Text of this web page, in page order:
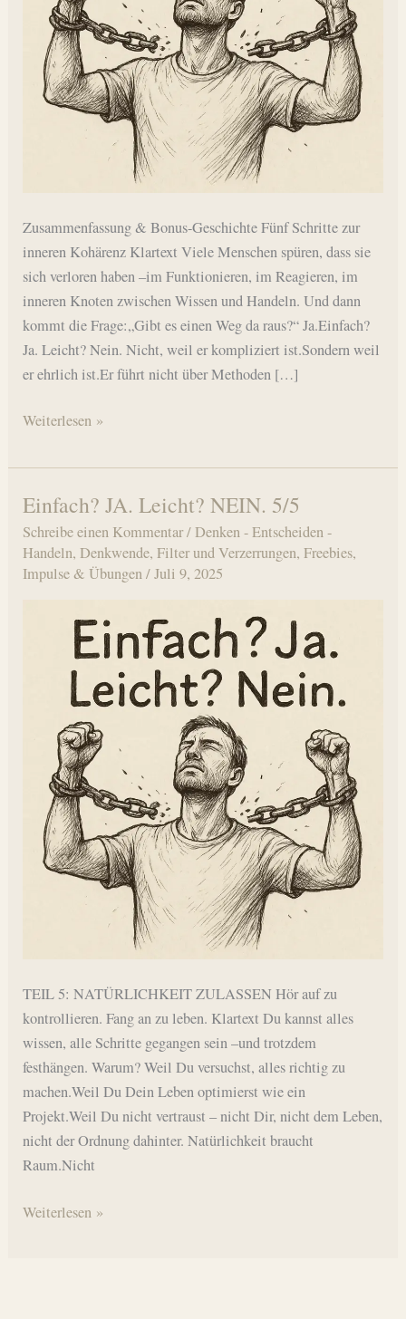
Zusammenfassung & Bonus-Geschichte Fünf Schritte zur
inneren Kohärenz Klartext Viele Menschen spüren, dass sie
sich verloren haben –im Funktionieren, im Reagieren, im
inneren Knoten zwischen Wissen und Handeln. Und dann
kommt die Frage:„Gibt es einen Weg da raus?“ Ja.Einfach?
Ja. Leicht? Nein. Nicht, weil er kompliziert ist.Sondern weil
er ehrlich ist.Er führt nicht über Methoden […]
Einfach?
Leicht?
NEIN.
6/5
Weiterlesen »
Einfach? JA. Leicht? NEIN. 5/5
Schreibe einen Kommentar/Denken - Entscheiden -
Handeln,Denkwende,Filter und Verzerrungen,Freebies,
Impulse & Übungen/Juli 9, 2025
TEIL 5: NATÜRLICHKEIT ZULASSEN Hör auf zu
kontrollieren. Fang an zu leben. Klartext Du kannst alles
wissen, alle Schritte gegangen sein –und trotzdem
festhängen. Warum? Weil Du versuchst, alles richtig zu
machen.Weil Du Dein Leben optimierst wie ein
Projekt.Weil Du nicht vertraust – nicht Dir, nicht dem Leben,
nicht der Ordnung dahinter. Natürlichkeit braucht
Raum.Nicht
Einfach?
Weiterlesen »